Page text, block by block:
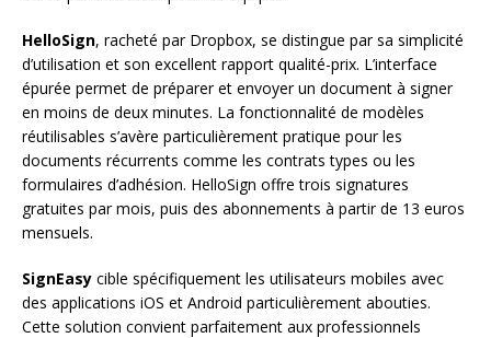
HelloSign, racheté par Dropbox, se distingue par sa simplicité
d’utilisation et son excellent rapport qualité-prix. L’interface
épurée permet de préparer et envoyer un document à signer
en moins de deux minutes. La fonctionnalité de modèles
réutilisables s’avère particulièrement pratique pour les
documents récurrents comme les contrats types ou les
formulaires d’adhésion. HelloSign offre trois signatures
gratuites par mois, puis des abonnements à partir de 13 euros
mensuels.
SignEasy cible spécifiquement les utilisateurs mobiles avec
des applications iOS et Android particulièrement abouties.
Cette solution convient parfaitement aux professionnels